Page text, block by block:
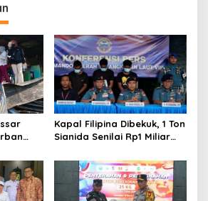
Kapal Filipina Dibekuk, 1 Ton
Sianida Senilai Rp1 Miliar